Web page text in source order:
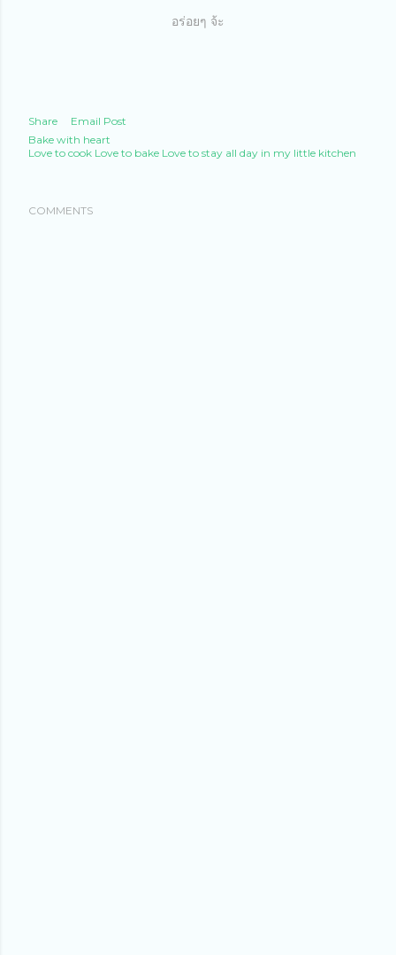
อร่อยๆ จ้ะ
Share
Email Post
Bake with heart
Love to cook Love to bake Love to stay all day in my little kitchen
COMMENTS